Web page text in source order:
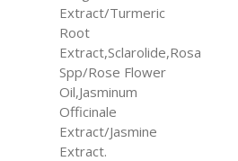
Extract/Turmeric
Root
Extract,Sclarolide,Rosa
Spp/Rose Flower
Oil,Jasminum
Officinale
Extract/Jasmine
Extract.